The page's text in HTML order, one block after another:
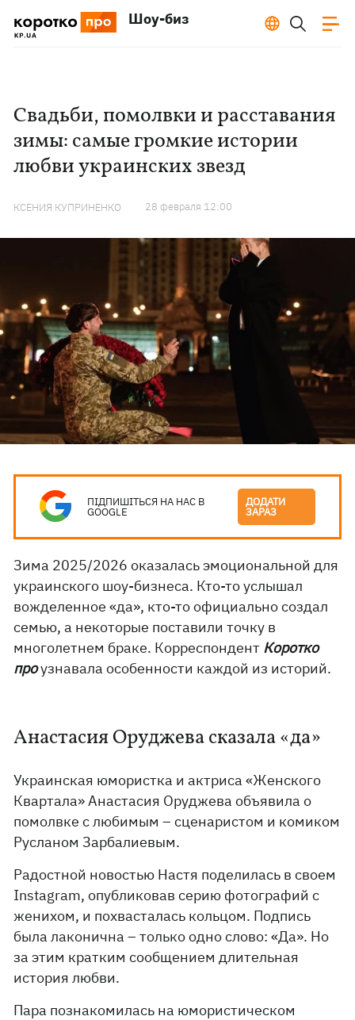
Шоу-биз
Свадьби, помолвки и расставания
зимы: самые громкие истории
любви украинских звезд
КСЕНИЯ КУПРИНЕНКО 28 февраля 12:00
ПІДПИШІТЬСЯ НА НАС В
GOOGLE
ДОДАТИ
ЗАРАЗ
Зима 2025/2026 оказалась эмоциональной для
украинского шоу-бизнеса. Кто-то услышал
вожделенное «да», кто-то официально создал
семью, а некоторые поставили точку в
многолетнем браке. Корреспондент Коротко
проузнавала особенности каждой из историй.
Анастасия Оруджева сказала «да»
Украинская юмористка и актриса «Женского
Квартала» Анастасия Оруджева объявила о
помолвке с любимым – сценаристом и комиком
Русланом Зарбалиевым.
Радостной новостью Настя поделилась в своем
Instagram, опубликовав серию фотографий с
женихом, и похвасталась кольцом. Подпись
была лаконична – только одно слово: «Да». Но
за этим кратким сообщением длительная
история любви.
Пара познакомилась на юмористическом